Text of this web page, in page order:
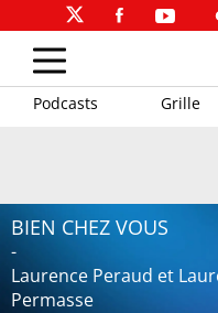
Podcasts Grille
BIEN CHEZ VOUS
-
Laurence Peraud et
Permasse